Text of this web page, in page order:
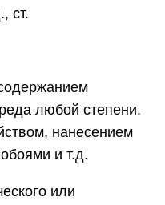
ст.
любой степени.
нанесением
и т.д.
или